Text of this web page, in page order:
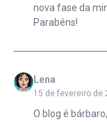
nova fase da
Parabéns!
Lena
15 de fevereiro de
O blog é